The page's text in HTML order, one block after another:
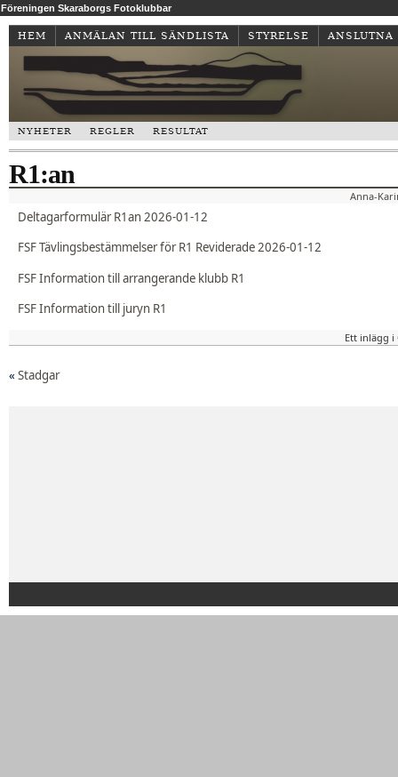
Föreningen Skaraborgs Fotoklubbar
HEM ANMÄLAN TILL SÄNDLISTA STYRELSE ANSLUTNA
NYHETER REGLER RESULTAT
R1:an
Anna-
Deltagarformulär R1an 2026-01-12
FSF Tävlingsbestämmelser för R1 Reviderade 2026-01-12
FSF Information till arrangerande klubb R1
FSF Information till juryn R1
Ett inlägg i
« Stadgar